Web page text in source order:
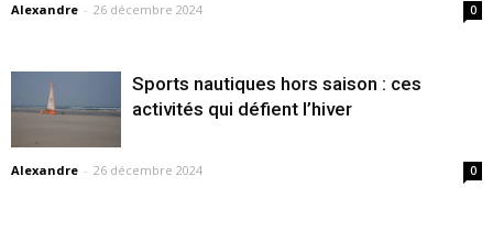
Alexandre - 26 décembre 2024 0
Sports nautiques hors saison : ces
activités qui défient l’hiver
Alexandre - 26 décembre 2024 0